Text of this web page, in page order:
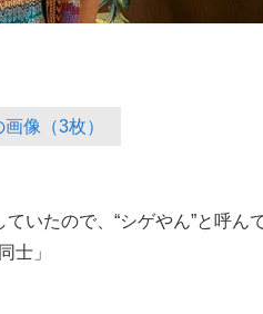
像（3枚）
いたので、“シゲやん”と呼ん
士」